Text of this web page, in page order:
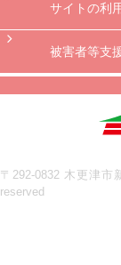
サイトの利
被害者等支
〒292-0832 木更津市
reserved